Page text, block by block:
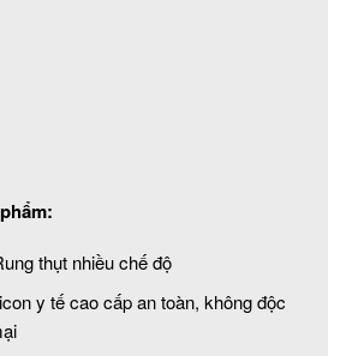
thụt nhiều chế độ
y tế cao cấp an toàn, không độc